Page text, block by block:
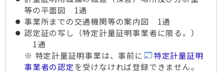
等の平面図 1通
事業所までの交通機関等の案内図 1通
認定証の写し（特定計量証明事業者に限る。）
1通
※ 特定計量証明事業は、事前に
特定計量証明
事業者の認定を受けなければ登録できません。